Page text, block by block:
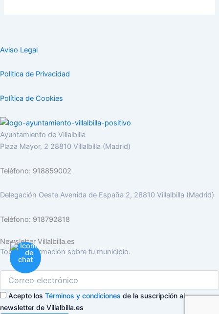
Aviso Legal
Politica de Privacidad
Política de Cookies
Ayuntamiento de Villalbilla
Plaza Mayor, 2 28810 Villalbilla (Madrid)
Teléfono: 918859002
Delegación Oeste Avenida de España 2, 28810 Villalbilla (Madrid)
Teléfono: 918792818
Newsletter Villalbilla.es
Toda la información sobre tu municipio.
Acepto los Términos y condiciones de la suscripción al
newsletter de Villalbilla.es